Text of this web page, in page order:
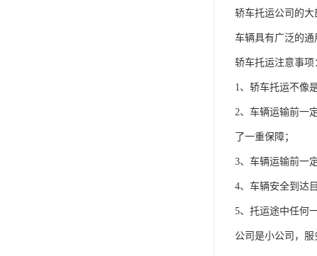
轿车托运公司的
车辆具有广泛的通
轿车托运注意事项
1、轿车托运不像
2、车辆运输前一
了一重保障；
3、车辆运输前一
4、车辆安全到达
5、托运途中任何
公司是小公司，服